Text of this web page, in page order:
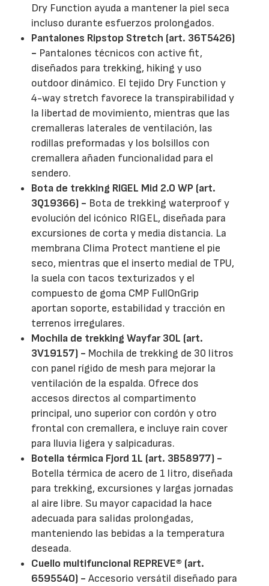
Dry Function ayuda a mantener la piel seca
incluso durante esfuerzos prolongados.
Pantalones Ripstop Stretch (art. 36T5426)
- Pantalones técnicos con active fit,
diseñados para trekking, hiking y uso
outdoor dinámico. El tejido Dry Function y
4-way stretch favorece la transpirabilidad y
la libertad de movimiento, mientras que las
cremalleras laterales de ventilación, las
rodillas preformadas y los bolsillos con
cremallera añaden funcionalidad para el
sendero.
Bota de trekking RIGEL Mid 2.0 WP (art.
3Q19366) - Bota de trekking waterproof y
evolución del icónico RIGEL, diseñada para
excursiones de corta y media distancia. La
membrana Clima Protect mantiene el pie
seco, mientras que el inserto medial de TPU,
la suela con tacos texturizados y el
compuesto de goma CMP FullOnGrip
aportan soporte, estabilidad y tracción en
terrenos irregulares.
Mochila de trekking Wayfar 30L (art.
3V19157) - Mochila de trekking de 30 litros
con panel rígido de mesh para mejorar la
ventilación de la espalda. Ofrece dos
accesos directos al compartimento
principal, uno superior con cordón y otro
frontal con cremallera, e incluye rain cover
para lluvia ligera y salpicaduras.
Botella térmica Fjord 1L (art. 3B58977) -
Botella térmica de acero de 1 litro, diseñada
para trekking, excursiones y largas jornadas
al aire libre. Su mayor capacidad la hace
adecuada para salidas prolongadas,
manteniendo las bebidas a la temperatura
deseada.
Cuello multifuncional REPREVE® (art.
6595540) - Accesorio versátil diseñado para